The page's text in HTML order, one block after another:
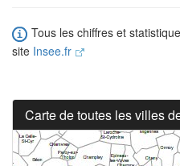
Tous les chiffres et
site Insee.fr
Carte de toutes les villes